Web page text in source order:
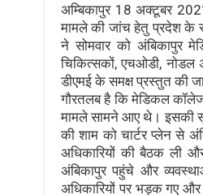
अम्बिकापुर 18 अक्टूबर
मामले की जांच हेतु प्रदेश के
ने सोमवार को अंबिकापुर
चिकित्सकों, एचओडी, नोडल
डीएमई के समक्ष प्रस्तुत की
गौरतलब है कि मेडिकल
मामले सामने आए थे। इसकी
की शाम को चार्टर प्लेन से
अधिकारियों की बैठक ली
अंबिकापुर पहुंचे और
अधिकारियों पर भड़क गए